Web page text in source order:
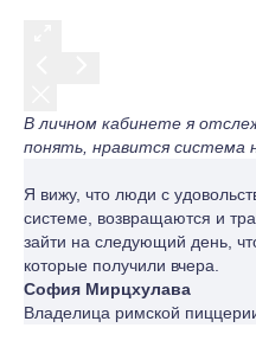
В личном кабинете я
понять, нравится
Я вижу, что люди с
системе, возвращаются и
зайти на следующий день,
которые получили вчера.
София Мирцхулава
Владелица римской